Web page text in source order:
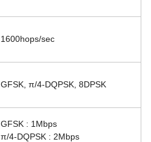
1600hops/sec
GFSK, π/4-DQPSK, 8DPSK
GFSK : 1Mbps
π/4-DQPSK : 2Mbps